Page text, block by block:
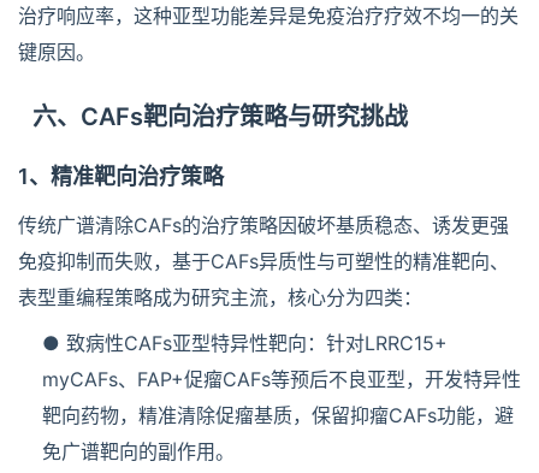
治疗响应率，这种亚型功能差异是免疫治疗疗效不均一的关
键原因。
六、CAFs靶向治疗策略与研究挑战
1、精准靶向治疗策略
传统广谱清除CAFs的治疗策略因破坏基质稳态、诱发更强
免疫抑制而失败，基于CAFs异质性与可塑性的精准靶向、
表型重编程策略成为研究主流，核心分为四类：
● 致病性CAFs亚型特异性靶向：针对LRRC15+
myCAFs、FAP+促瘤CAFs等预后不良亚型，开发特异性
靶向药物，精准清除促瘤基质，保留抑瘤CAFs功能，避
免广谱靶向的副作用。